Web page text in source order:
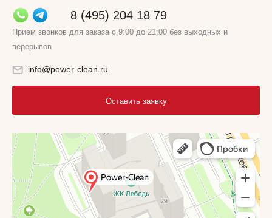
8 (495) 204 18 79
Прием звонков для заказа с 9:00 до 21:00 без выходных и
перерывов
info@power-clean.ru
Оставить заявку